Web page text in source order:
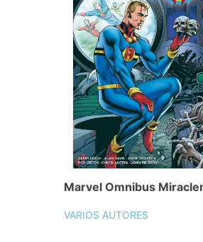
Marvel Omnibus
VARIOS AUTORES